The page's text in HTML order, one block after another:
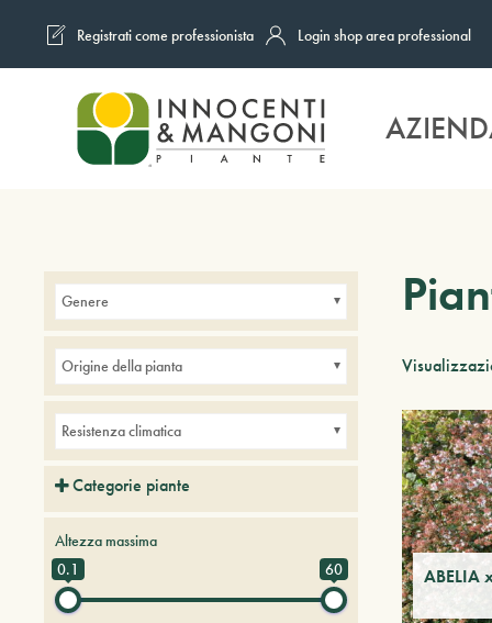
Skip to main content
Registrati come professionista Login shop area professional
ABELIA
Genere
Origine della pianta
Resistenza climatica
Categorie piante
Alberi e arbusti a foglia caduca
Alberi e arbusti persistenti
Altezza massima
0.1
60